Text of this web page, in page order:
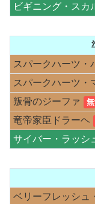
ビギニング・スカ
スパークハーツ・
スパークハーツ・
叛骨のジーファ
竜帝家臣ドラーヘ
サイバー・ラッシ
ベリーフレッシュ